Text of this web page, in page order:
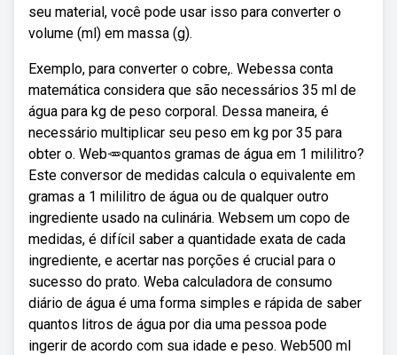
seu material, você pode usar isso para converter o
volume (ml) em massa (g).
Exemplo, para converter o cobre,. Webessa conta
matemática considera que são necessários 35 ml de
água para kg de peso corporal. Dessa maneira, é
necessário multiplicar seu peso em kg por 35 para
obter o. Web🥕quantos gramas de água em 1 mililitro?
Este conversor de medidas calcula o equivalente em
gramas a 1 mililitro de água ou de qualquer outro
ingrediente usado na culinária. Websem um copo de
medidas, é difícil saber a quantidade exata de cada
ingrediente, e acertar nas porções é crucial para o
sucesso do prato. Weba calculadora de consumo
diário de água é uma forma simples e rápida de saber
quantos litros de água por dia uma pessoa pode
ingerir de acordo com sua idade e peso. Web500 ml